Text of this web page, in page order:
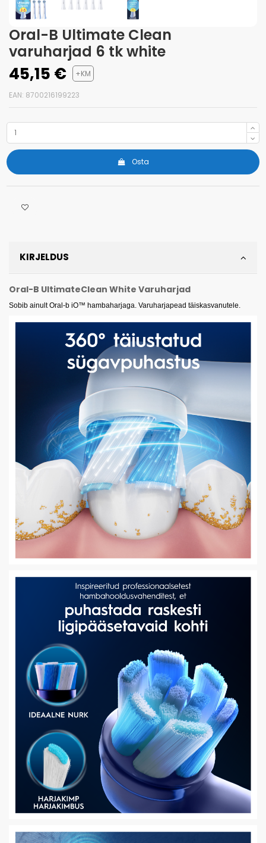
Oral-B Ultimate Clean
varuharjad 6 tk white
45,15 € +KM
EAN: 8700216199223
Osta
KIRJELDUS
Oral-B UltimateClean White Varuharjad
Sobib ainult Oral-b iO™ hambaharjaga. Varuharjapead täiskasvanutele.